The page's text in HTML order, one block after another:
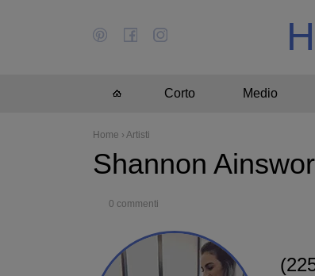
Corto Medio
Home › Artisti
Shannon
0 commenti